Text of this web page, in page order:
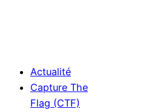
Actualité
Capture The
Flag (CTF)